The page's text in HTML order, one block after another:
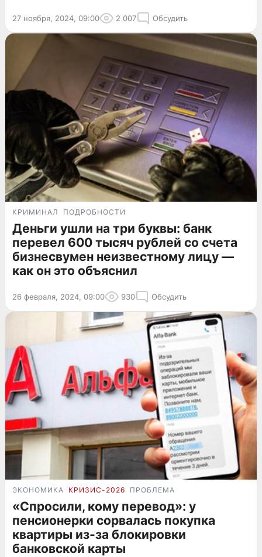
27 ноября, 2024, 09:00 2 007 Обсудить
КРИМИНАЛ ПОДРОБНОСТИ
Деньги ушли на три буквы: банк
перевел 600 тысяч рублей со счета
бизнесвумен неизвестному лицу —
как он это объяснил
26 февраля, 2024, 09:00 930 Обсудить
ЭКОНОМИКА КРИЗИС-2026 ПРОБЛЕМА
«Спросили, кому перевод»: у
пенсионерки сорвалась покупка
квартиры из-за блокировки
банковской карты